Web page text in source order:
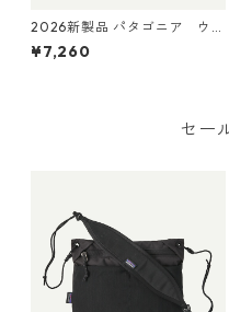
2026新製品 パタゴニア ウル
トラライトウェイト・リッ
ジ・ハット （カラー Sand Wa
¥7,260
セー